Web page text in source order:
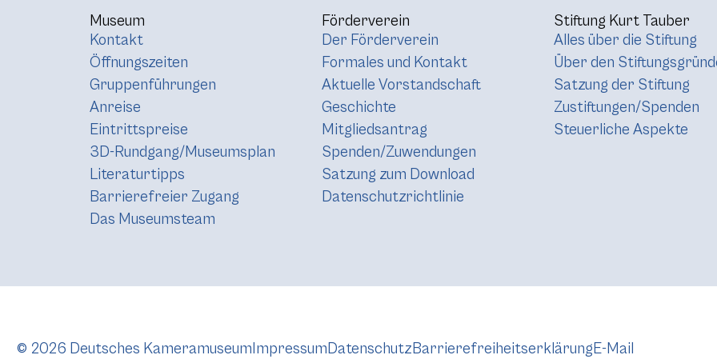
Museum
Kontakt
Öffnungszeiten
Gruppenführungen
Anreise
Eintrittspreise
3D-Rundgang/Museumsplan
Literaturtipps
Barrierefreier Zugang
Das Museumsteam
Förderverein
Der Förderverein
Formales und Kontakt
Aktuelle Vorstandschaft
Geschichte
Mitgliedsantrag
Spenden/Zuwendungen
Satzung zum Download
Datenschutzrichtlinie
Stiftung Kurt Tauber
Alles über die Stiftung
Über den
Satzung der Stiftung
Zustiftungen/Spenden
Steuerliche Aspekte
© 2026 Deutsches Kameramuseum ImpressumDatenschutzBarrierefreiheitserklärungE-Mail